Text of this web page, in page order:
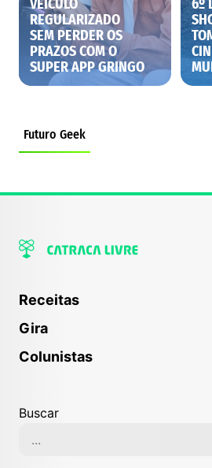
VEÍCULO
REGULARIZADO
SEM PERDER OS
PRAZOS COM O
SUPER APP GRINGO
6º
Futuro Geek
%%PARENT_TITLE%%
Receitas
Gira
Colunistas
Buscar